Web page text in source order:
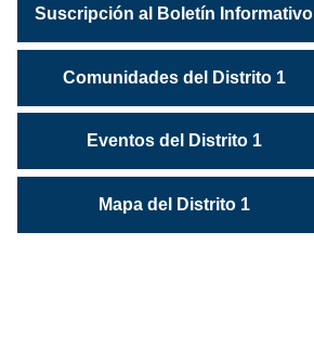
Suscripción al Boletín Informativo
Comunidades del Distrito 1
Eventos del Distrito 1
Mapa del Distrito 1